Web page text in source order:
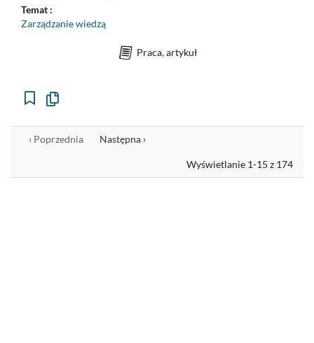
Temat :
Zarządzanie wiedzą
Praca, artykuł
Kopiuj
do
schowka
‹ Poprzednia Następna ›
Wyświetlanie 1-15 z 174